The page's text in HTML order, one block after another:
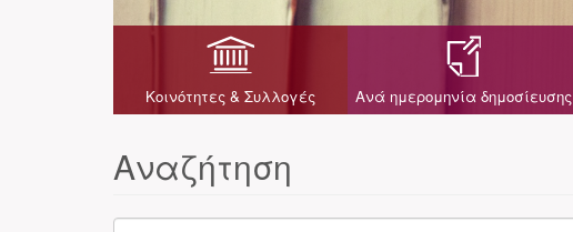
Κοινότητες & Συλλογές Ανά ημερομηνία δημοσίευσης
Αναζήτηση